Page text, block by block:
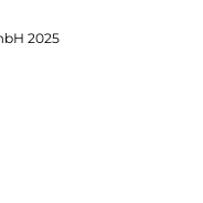
2025